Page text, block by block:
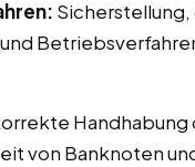
Sicherstellung,
Handhabung
von Banknoten